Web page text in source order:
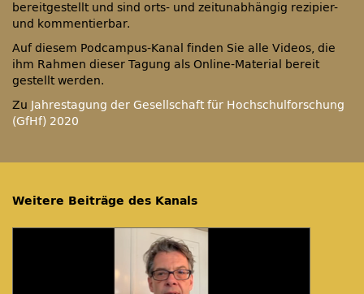
bereitgestellt und sind orts- und zeitunabhängig rezipier-
und kommentierbar.
Auf diesem Podcampus-Kanal finden Sie alle Videos, die
ihm Rahmen dieser Tagung als Online-Material bereit
gestellt werden.
Zu Jahrestagung der Gesellschaft für Hochschulforschung
(GfHf) 2020
Weitere Beiträge des Kanals